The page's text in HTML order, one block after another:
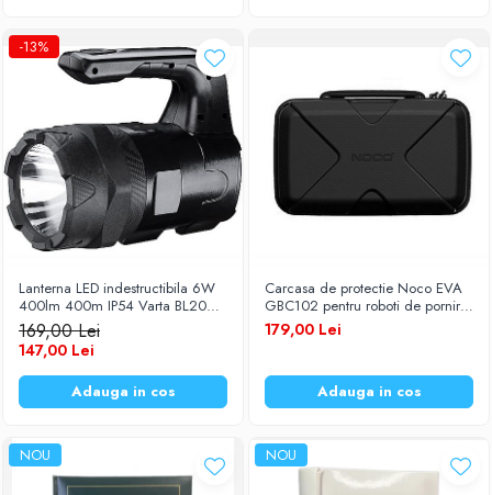
-13%
Lanterna LED indestructibila 6W
400lm 400m IP54 Varta BL20
PRO 18751
169,00 Lei
147,00 Lei
Adauga in cos
Carcasa de protectie Noco EVA
GBC102 pentru roboti de pornire
Noco Boost GBX55
179,00 Lei
Adauga in cos
NOU NOU